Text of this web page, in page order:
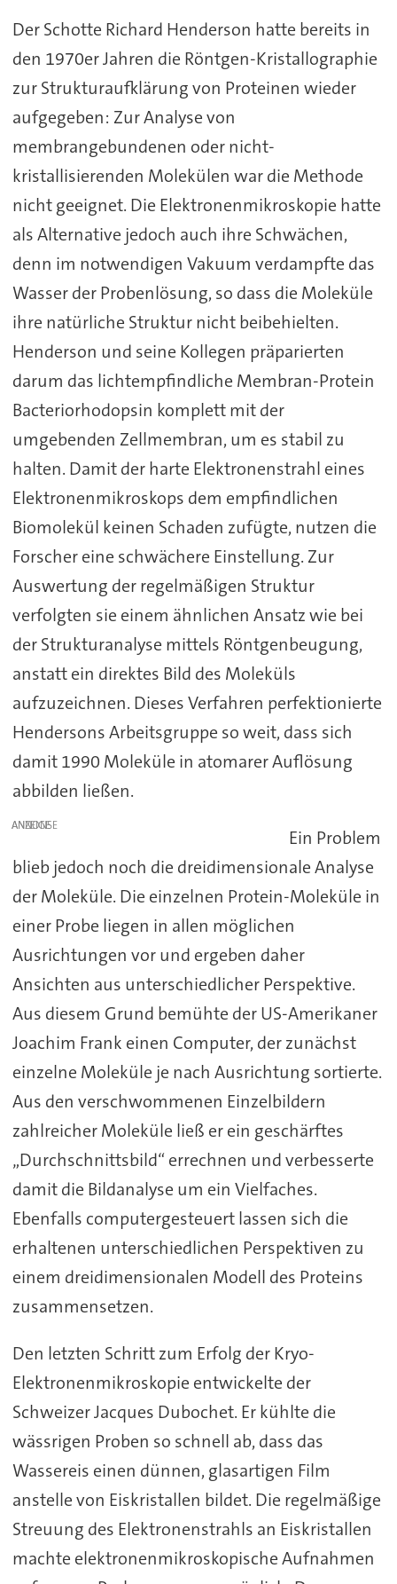
Der Schotte Richard Henderson hatte bereits in
den 1970er Jahren die Röntgen-Kristallographie
zur Strukturaufklärung von Proteinen wieder
aufgegeben: Zur Analyse von
membrangebundenen oder nicht-
kristallisierenden Molekülen war die Methode
nicht geeignet. Die Elektronenmikroskopie hatte
als Alternative jedoch auch ihre Schwächen,
denn im notwendigen Vakuum verdampfte das
Wasser der Probenlösung, so dass die Moleküle
ihre natürliche Struktur nicht beibehielten.
Henderson und seine Kollegen präparierten
darum das lichtempfindliche Membran-Protein
Bacteriorhodopsin komplett mit der
umgebenden Zellmembran, um es stabil zu
halten. Damit der harte Elektronenstrahl eines
Elektronenmikroskops dem empfindlichen
Biomolekül keinen Schaden zufügte, nutzen die
Forscher eine schwächere Einstellung. Zur
Auswertung der regelmäßigen Struktur
verfolgten sie einem ähnlichen Ansatz wie bei
der Strukturanalyse mittels Röntgenbeugung,
anstatt ein direktes Bild des Moleküls
aufzuzeichnen. Dieses Verfahren perfektionierte
Hendersons Arbeitsgruppe so weit, dass sich
damit 1990 Moleküle in atomarer Auflösung
abbilden ließen.
ANZEIGE
Ein Problem
blieb jedoch noch die dreidimensionale Analyse
der Moleküle. Die einzelnen Protein-Moleküle in
einer Probe liegen in allen möglichen
Ausrichtungen vor und ergeben daher
Ansichten aus unterschiedlicher Perspektive.
Aus diesem Grund bemühte der US-Amerikaner
Joachim Frank einen Computer, der zunächst
einzelne Moleküle je nach Ausrichtung sortierte.
Aus den verschwommenen Einzelbildern
zahlreicher Moleküle ließ er ein geschärftes
„Durchschnittsbild“ errechnen und verbesserte
damit die Bildanalyse um ein Vielfaches.
Ebenfalls computergesteuert lassen sich die
erhaltenen unterschiedlichen Perspektiven zu
einem dreidimensionalen Modell des Proteins
zusammensetzen.
Den letzten Schritt zum Erfolg der Kryo-
Elektronenmikroskopie entwickelte der
Schweizer Jacques Dubochet. Er kühlte die
wässrigen Proben so schnell ab, dass das
Wassereis einen dünnen, glasartigen Film
anstelle von Eiskristallen bildet. Die regelmäßige
Streuung des Elektronenstrahls an Eiskristallen
machte elektronenmikroskopische Aufnahmen